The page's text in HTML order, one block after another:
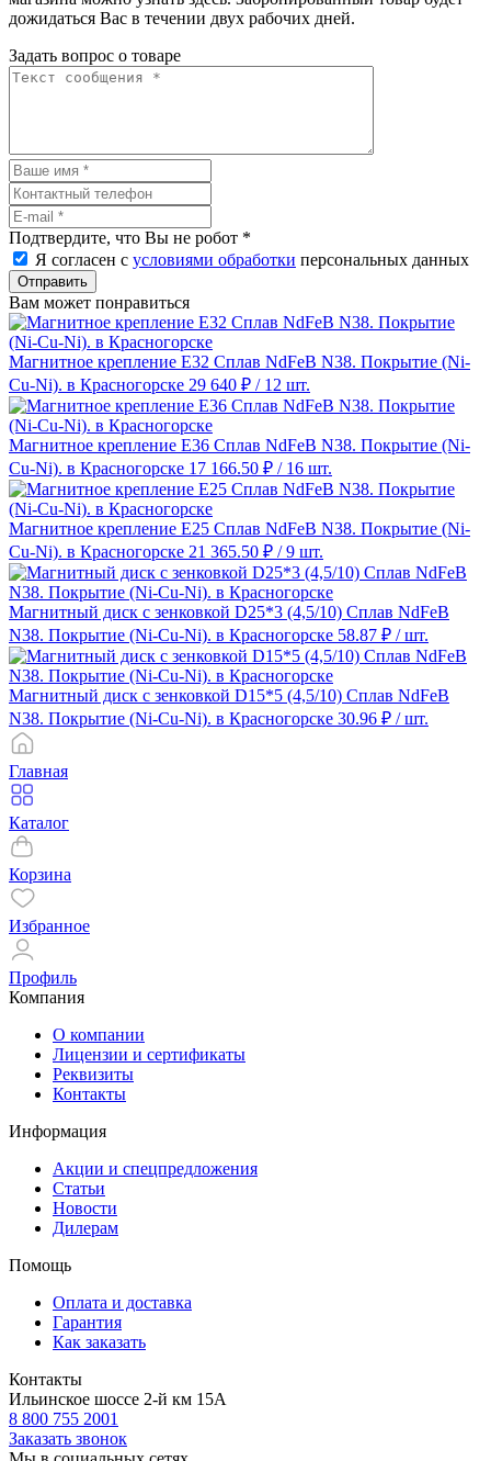
дожидаться Вас в течении двух рабочих дней.
Задать вопрос о товаре
Подтвердите, что Вы не робот *
Я согласен с условиями обработки персональных данных
Отправить
Вам может понравиться
Магнитное крепление E32 Сплав NdFeB N38. Покрытие (Ni-
Cu-Ni). в Красногорске 29 640 ₽ / 12 шт.
Магнитное крепление E36 Сплав NdFeB N38. Покрытие (Ni-
Cu-Ni). в Красногорске 17 166.50 ₽ / 16 шт.
Магнитное крепление E25 Сплав NdFeB N38. Покрытие (Ni-
Cu-Ni). в Красногорске 21 365.50 ₽ / 9 шт.
Магнитный диск с зенковкой D25*3 (4,5/10) Сплав NdFeB
N38. Покрытие (Ni-Cu-Ni). в Красногорске 58.87 ₽ / шт.
Магнитный диск с зенковкой D15*5 (4,5/10) Сплав NdFeB
N38. Покрытие (Ni-Cu-Ni). в Красногорске 30.96 ₽ / шт.
Главная
Каталог
Корзина
Избранное
Профиль
Компания
О компании
Лицензии и сертификаты
Реквизиты
Контакты
Информация
Акции и спецпредложения
Статьи
Новости
Дилерам
Помощь
Оплата и доставка
Гарантия
Как заказать
Контакты
Ильинское шоссе 2-й км 15А
8 800 755 2001
Заказать звонок